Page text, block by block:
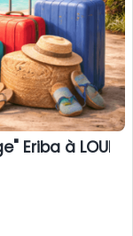
à LOUER,